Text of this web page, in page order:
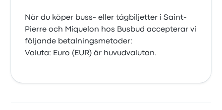
När du köper buss- eller tågbiljetter i Saint-
Pierre och Miquelon hos Busbud accepterar vi
följande betalningsmetoder:
Valuta: Euro (EUR) är huvudvalutan.